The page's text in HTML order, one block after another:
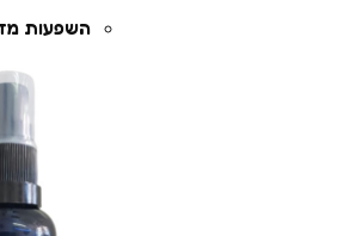
השפעות